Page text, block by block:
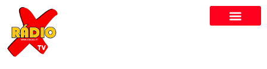
content